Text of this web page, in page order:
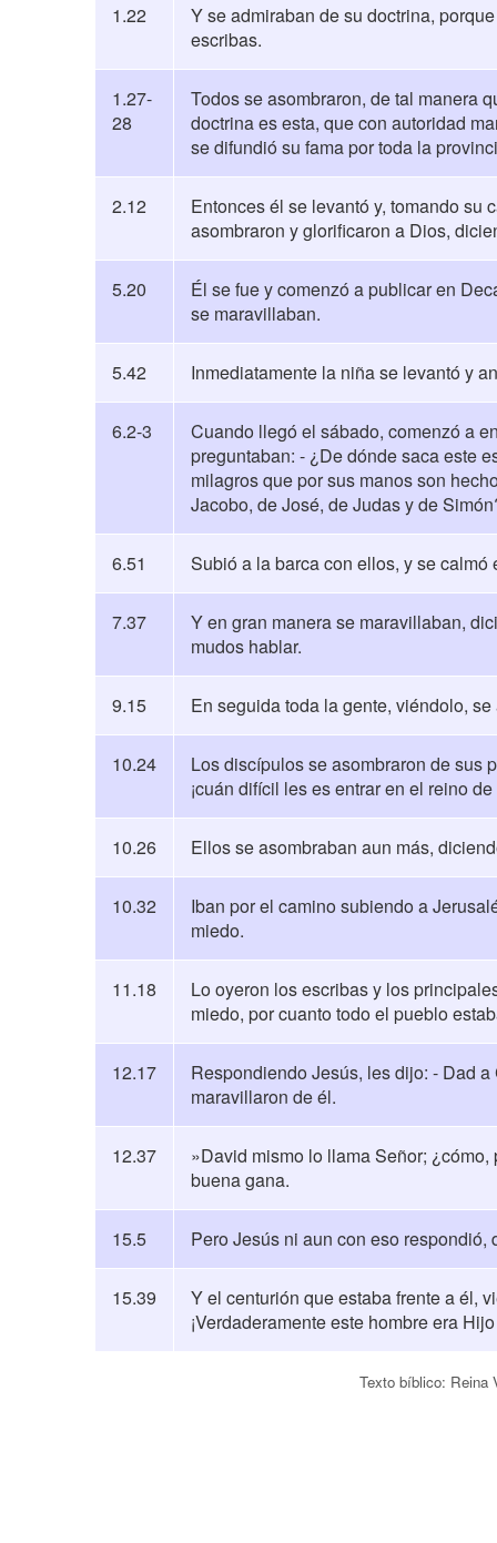
1.22
Y se admiraban de su doctrina,
escribas.
1.27-
28
Todos se asombraron, de tal manera
doctrina es esta, que con autoridad
se difundió su fama por toda la
2.12
Entonces él se levantó y, tomando su
asombraron y glorificaron a Dios,
5.20
Él se fue y comenzó a publicar en
se maravillaban.
5.42 Inmediatamente la niña se levantó y
6.2-3
Cuando llegó el sábado, comenzó a
preguntaban: - ¿De dónde saca este
milagros que por sus manos son
Jacobo, de José, de Judas y de
6.51 Subió a la barca con ellos, y se
7.37
Y en gran manera se maravillaban,
mudos hablar.
9.15 En seguida toda la gente, viéndolo,
10.24
Los discípulos se asombraron de sus
¡cuán difícil les es entrar en el reino
10.26 Ellos se asombraban aun más,
10.32
Iban por el camino subiendo a
miedo.
11.18
Lo oyeron los escribas y los
miedo, por cuanto todo el pueblo
12.17
Respondiendo Jesús, les dijo: - Dad
maravillaron de él.
12.37
»David mismo lo llama Señor;
buena gana.
15.5 Pero Jesús ni aun con eso
15.39
Y el centurión que estaba frente a él,
¡Verdaderamente este hombre era
Texto bíblico: Reina